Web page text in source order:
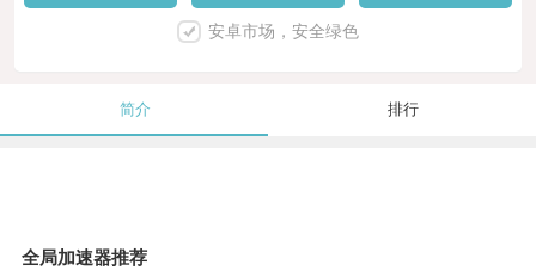
安卓市场，安全绿色
简介 排行
全局加速器推荐